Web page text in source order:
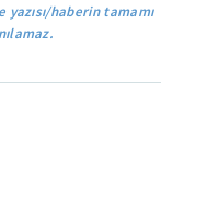
haberin tamamı